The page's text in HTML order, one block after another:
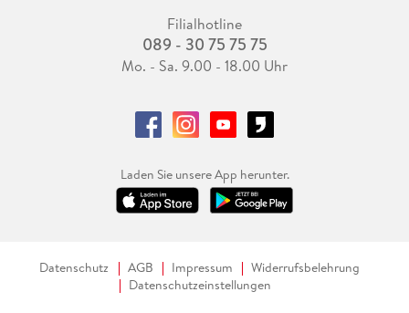
Filialhotline
089 - 30 75 75 75
Mo. - Sa. 9.00 - 18.00 Uhr
Laden Sie unsere App herunter.
Datenschutz AGB Impressum
Widerrufsbelehrung
Datenschutzeinstellungen